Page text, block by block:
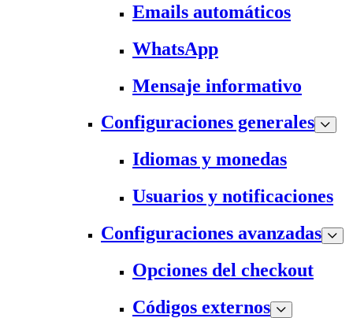
Emails automáticos
WhatsApp
Mensaje informativo
Configuraciones generales
Idiomas y monedas
Usuarios y notificaciones
Configuraciones avanzadas
Opciones del checkout
Códigos externos